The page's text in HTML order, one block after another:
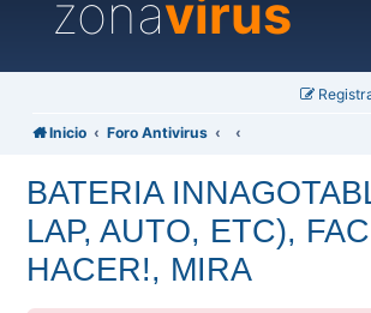
zonavirus
Inicio Foro Antivirus
BATERIA
LAP, AUTO, ETC),
HACER!, MIRA